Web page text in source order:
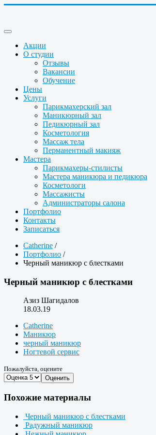
Акции
О студии
Отзывы
Вакансии
Обучение
Цены
Услуги
Парикмахерский зал
Маникюрный зал
Педикюрный зал
Косметология
Массаж тела
Перманентный макияж
Мастера
Парикмахеры-стилисты
Мастера маникюра и педикюра
Косметологи
Массажисты
Администраторы салона
Портфолио
Контакты
Записаться
Catherine /
Портфолио /
Черный маникюр с блестками
Черный маникюр с блестками
Азиз Шагидалов
18.03.19
Catherine
Маникюр
черный маникюр
Ногтевой сервис
Пожалуйста, оцените
Оценить
Похожие материалы
Черный маникюр с блестками
Радужный маникюр